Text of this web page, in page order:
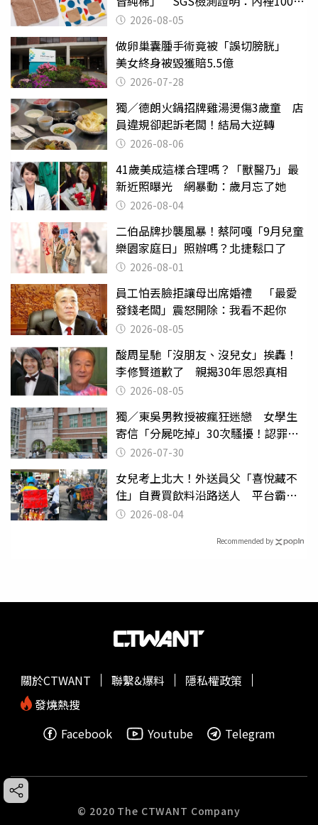
聚酯纖維
2026-08-05
做卵巢囊腫手術竟被「誤切膀胱」
美女終身被毀獲賠5.5億
2026-07-28
獨／德朗火鍋招牌雞湯燙傷3歲童 店
員違規卻起訴老闆！結局大逆轉
2026-08-06
41歲美成這樣合理嗎？「獸醫乃」最
新近照曝光 網暴動：歲月忘了她
2026-08-04
二伯品牌抄襲風暴！蔡阿嘎「9月兒童
樂園家庭日」照辦嗎？北捷鬆口了
2026-08-01
員工怕丟臉拒讓母出席婚禮 「最愛
發錢老闆」震怒開除：我看不起你
2026-08-05
酸周星馳「沒朋友、沒兒女」挨轟！
李修賢道歉了 親揭30年恩怨真相
2026-08-05
獨／東吳男教授被瘋狂迷戀 女學生
寄信「分屍吃掉」30次騷擾！認罪免
關 2026-07-30
女兒考上北大！外送員父「喜悅藏不
住」自費買飲料沿路送人 平台霸氣
幫付學費
2026-08-04
Recommended by
關於CTWANT 聯繫&爆料
隱私權政策
發燒熱搜
Facebook
Youtube Telegram
© 2020 The CTWANT Company